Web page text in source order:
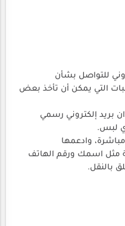
للتواصل بشأن
التي يمكن أن تأخذ بعض
بريد إلكتروني رسمي
لبس.
وادعمها
مثل اسمك ورقم الهاتف
بالنقل.